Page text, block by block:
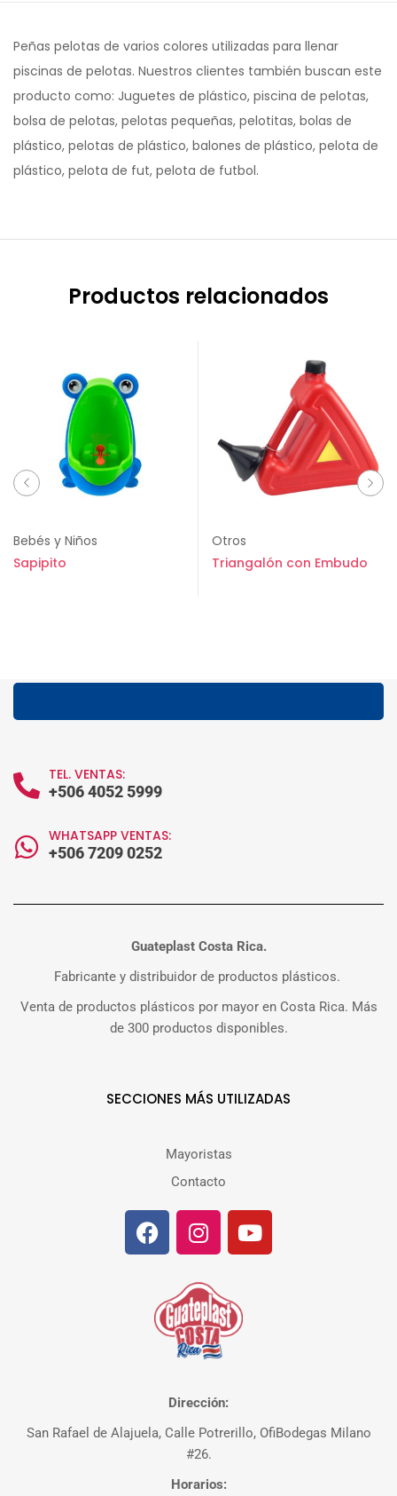
Peñas pelotas de varios colores utilizadas para llenar
piscinas de pelotas. Nuestros clientes también buscan este
producto como: Juguetes de plástico, piscina de pelotas,
bolsa de pelotas, pelotas pequeñas, pelotitas, bolas de
plástico, pelotas de plástico, balones de plástico, pelota de
plástico, pelota de fut, pelota de futbol.
Productos relacionados
Bebés y Niños
Sapipito
Otros
Triangalón con Embudo
TEL. VENTAS:
+506 4052 5999
WHATSAPP VENTAS:
+506 7209 0252
Guateplast Costa Rica.
Fabricante y distribuidor de productos plásticos.
Venta de productos plásticos por mayor en Costa Rica. Más
de 300 productos disponibles.
SECCIONES MÁS UTILIZADAS
Mayoristas
Contacto
Dirección:
San Rafael de Alajuela, Calle Potrerillo, OfiBodegas Milano
#26.
Horarios: